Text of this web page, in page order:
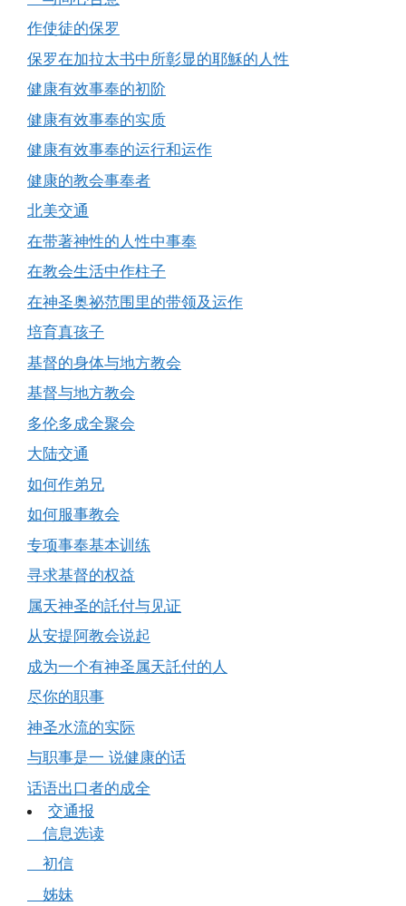
作使徒的保罗
保罗在加拉太书中所彰显的耶穌的人性
健康有效事奉的初阶
健康有效事奉的实质
健康有效事奉的运行和运作
健康的教会事奉者
北美交通
在带著神性的人性中事奉
在教会生活中作柱子
在神圣奥祕范围里的带领及运作
培育真孩子
基督的身体与地方教会
基督与地方教会
多伦多成全聚会
大陆交通
如何作弟兄
如何服事教会
专项事奉基本训练
寻求基督的权益
属天神圣的託付与见证
从安提阿教会说起
成为一个有神圣属天託付的人
尽你的职事
神圣水流的实际
与职事是一 说健康的话
话语出口者的成全
交通报
信息选读
初信
姊妹